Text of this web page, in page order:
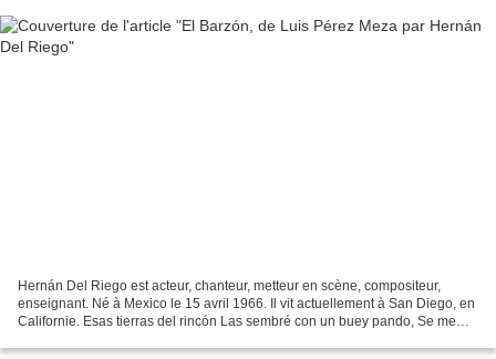
Hernán Del Riego est acteur, chanteur, metteur en scène, compositeur,
enseignant. Né à Mexico le 15 avril 1966. Il vit actuellement à San Diego, en
Californie. Esas tierras del rincón Las sembré con un buey pando, Se me